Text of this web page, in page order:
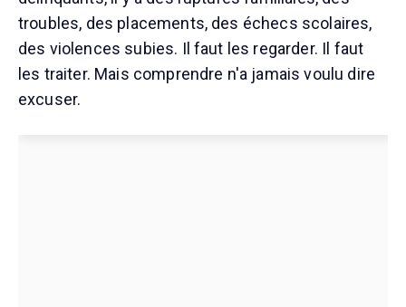
troubles, des placements, des échecs scolaires,
des violences subies. Il faut les regarder. Il faut
les traiter. Mais comprendre n'a jamais voulu dire
excuser.